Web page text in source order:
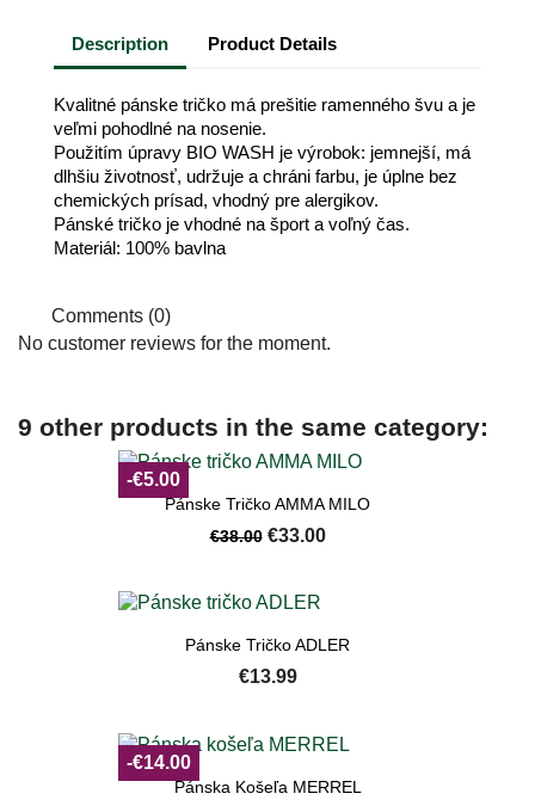
Description Product Details
Kvalitné pánske tričko má prešitie ramenného švu a je
veľmi pohodlné na nosenie.
Použitím úpravy BIO WASH je výrobok: jemnejší, má
dlhšiu životnosť, udržuje a chráni farbu, je úplne bez
chemických prísad, vhodný pre alergikov.
Pánské tričko je vhodné na šport a voľný čas.
Materiál: 100% bavlna
Comments (0)
No customer reviews for the moment.
9 other products in the same category:
Pánske Tričko AMMA MILO
€38.00 €33.00
-€5.00
Pánske Tričko ADLER
€13.99
Pánska Košeľa MERREL
-€14.00